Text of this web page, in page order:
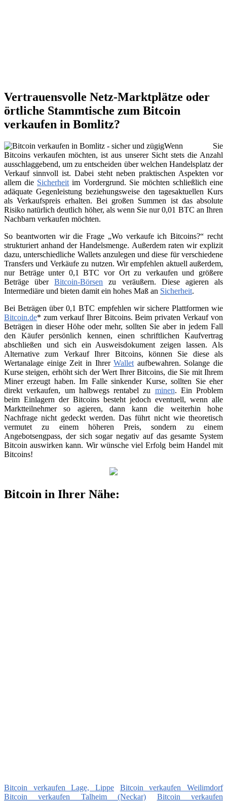
Vertrauensvolle Netz-Marktplätze oder
örtliche Stammtische zum Bitcoin
verkaufen in Bomlitz?
Wenn Sie
Bitcoins verkaufen möchten, ist aus unserer Sicht stets die Anzahl
ausschlaggebend, um zu entscheiden über welchen Handelsplatz der
Verkauf sinnvoll ist. Dabei steht neben praktischen Aspekten vor
allem die Sicherheit im Vordergrund. Sie möchten schließlich eine
adäquate Gegenleistung beziehungsweise den tagesaktuellen Kurs
als Verkaufspreis erhalten. Bei großen Summen ist das absolute
Risiko natürlich deutlich höher, als wenn Sie nur 0,01 BTC an Ihren
Nachbarn verkaufen möchten.
So beantworten wir die Frage „Wo verkaufe ich Bitcoins?“ recht
strukturiert anhand der Handelsmenge. Außerdem raten wir explizit
dazu, unterschiedliche Wallets anzulegen und diese für verschiedene
Transfers und Verkäufe zu nutzen. Wir empfehlen aktuell außerdem,
nur Beträge unter 0,1 BTC vor Ort zu verkaufen und größere
Beträge überBitcoin-Börsen zu veräußern. Diese agieren als
Intermediäre und bieten damit ein hohes Maß an Sicherheit.
Bei Beträgen über 0,1 BTC empfehlen wir sichere Plattformen wie
Bitcoin.de* zum verkauf Ihrer Bitcoins. Beim privaten Verkauf von
Beträgen in dieser Höhe oder mehr, sollten Sie aber in jedem Fall
den Käufer persönlich kennen, einen schriftlichen Kaufvertrag
abschließen und sich ein Ausweisdokument zeigen lassen. Als
Alternative zum Verkauf Ihrer Bitcoins, können Sie diese als
Wertanalage einige Zeit in IhrerWallet aufbewahren. Solange die
Kurse steigen, erhöht sich der Wert Ihrer Bitcoins, die Sie mit Ihrem
Miner erzeugt haben. Im Falle sinkender Kurse, sollten Sie eher
direkt verkaufen, um halbwegs rentabel zu minen. Ein Problem
beim Einlagern der Bitcoins besteht jedoch eventuell, wenn alle
Marktteilnehmer so agieren, dann kann die weiterhin hohe
Nachfrage nicht gedeckt werden. Das führt nicht wie theoretisch
vermutet zu einem höheren Preis, sondern zu einem
Angebotsengpass, der sich sogar negativ auf das gesamte System
Bitcoin auswirken kann. Wir wünsche viel Erfolg beim Handel mit
Bitcoins!
Bitcoin in Ihrer Nähe:
Bitcoin verkaufen Lage, Lippe
Bitcoin verkaufen Weilimdorf
Bitcoin verkaufen Talheim (Neckar)
Bitcoin verkaufen